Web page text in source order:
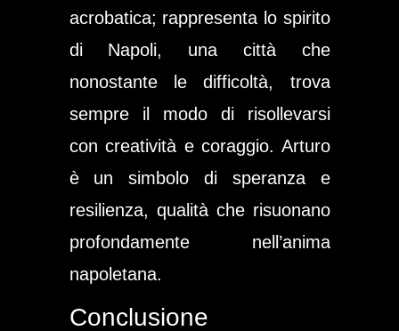
acrobatica; rappresenta lo spirito
di Napoli, una città che
nonostante le difficoltà, trova
sempre il modo di risollevarsi
con creatività e coraggio. Arturo
è un simbolo di speranza e
resilienza, qualità che risuonano
profondamente nell’anima
napoletana.
Conclusione